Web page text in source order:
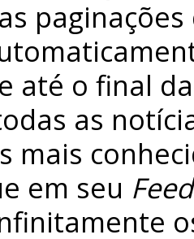
até o final
as
mais
em seu